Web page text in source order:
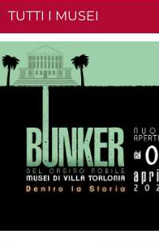
TUTTI I MUSEI